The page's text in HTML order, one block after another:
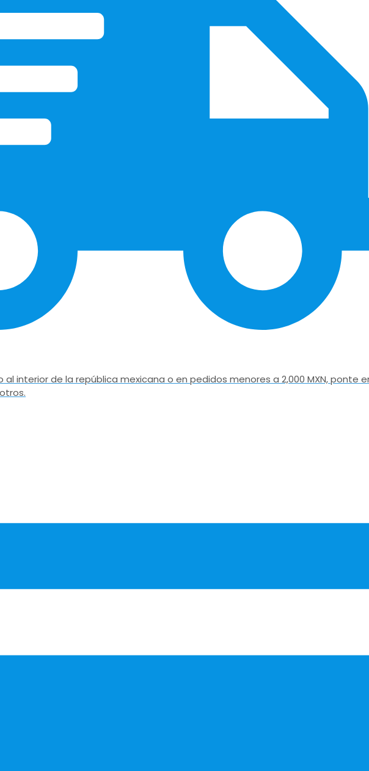
interior de la república mexicana o en pedidos menores a 2,000 MXN, ponte